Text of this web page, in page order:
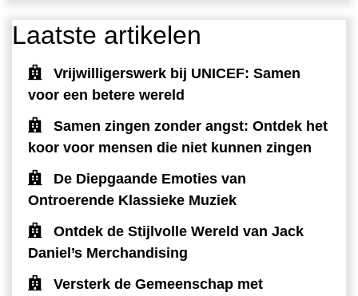
Laatste artikelen
Vrijwilligerswerk bij UNICEF: Samen
voor een betere wereld
Samen zingen zonder angst: Ontdek het
koor voor mensen die niet kunnen zingen
De Diepgaande Emoties van
Ontroerende Klassieke Muziek
Ontdek de Stijlvolle Wereld van Jack
Daniel’s Merchandising
Versterk de Gemeenschap met